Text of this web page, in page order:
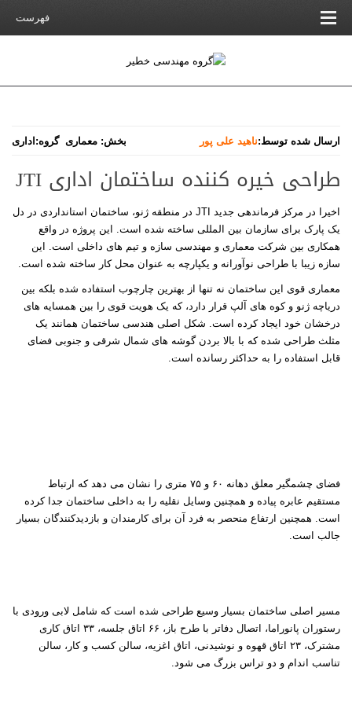
فهرست
ارسال شده توسط:ناهید علی پور بخش: معماری گروه:اداری
طراحی خیره کننده ساختمان اداری JTI
اخیرا در مرکز فرماندهی جدید JTI در منطقه ژنو، ساختمان استانداردی در دل
یک پارک برای سازمان بین المللی ساخته شده است. این پروژه در واقع
همکاری بین شرکت معماری و مهندسی سازه و تیم های داخلی است. این
سازه زیبا با طراحی نوآورانه و یکپارچه به عنوان محل کار ساخته شده است.
معماری قوی این ساختمان نه تنها از بهترین چارچوب استفاده شده بلکه بین
دریاچه ژنو و کوه های آلپ قرار دارد، که یک هویت قوی را بین همسایه های
درخشان خود ایجاد کرده است. شکل اصلی هندسی ساختمان همانند یک
مثلث طراحی شده که با بالا بردن گوشه های شمال شرقی و جنوبی فضای
قابل استفاده را به حداکثر رسانده است.
فضای چشمگیر معلق دهانه ۶۰ و ۷۵ متری را نشان می دهد که ارتباط
مستقیم عابره پیاده و همچنین وسایل نقلیه را به داخلی ساختمان جدا کرده
است. همچنین ارتفاع منحصر به فرد آن برای کارمندان و بازدیدکنندگان بسیار
جالب است.
مسیر اصلی ساختمان بسیار وسیع طراحی شده است که شامل لابی ورودی با
رستوران پانوراما، اتصال دفاتر با طرح باز، ۶۶ اتاق جلسه، ۳۳ اتاق کاری
مشترک، ۲۳ اتاق قهوه و نوشیدنی، اتاق اغزیه، سالن کسب و کار، سالن
تناسب اندام و دو تراس بزرگ می شود.